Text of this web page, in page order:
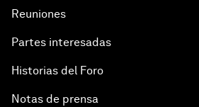
Reuniones
Partes interesadas
Historias del Foro
Notas de prensa